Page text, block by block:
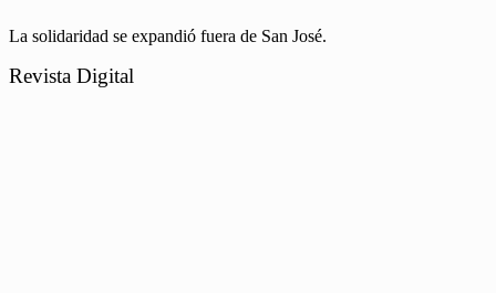
La solidaridad se expandió fuera de San José.
Revista Digital